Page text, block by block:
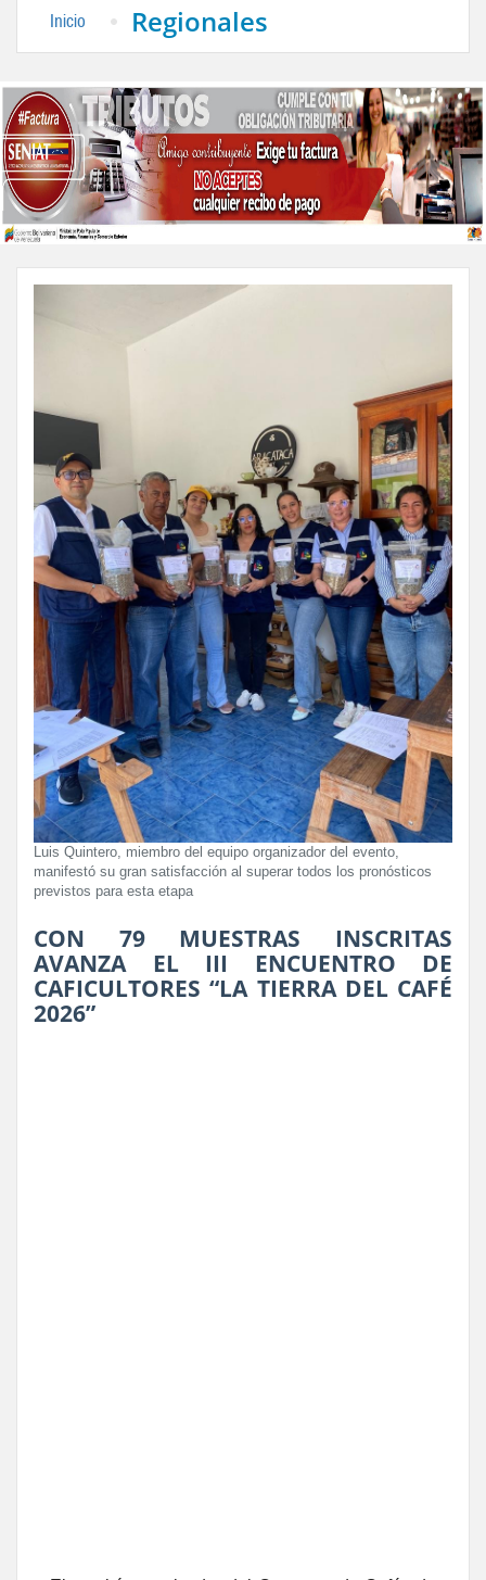
Inicio Regionales
Luis Quintero, miembro del equipo organizador del evento,
manifestó su gran satisfacción al superar todos los pronósticos
previstos para esta etapa
CON 79 MUESTRAS INSCRITAS
AVANZA EL III ENCUENTRO DE
CAFICULTORES “LA TIERRA DEL CAFÉ
2026”